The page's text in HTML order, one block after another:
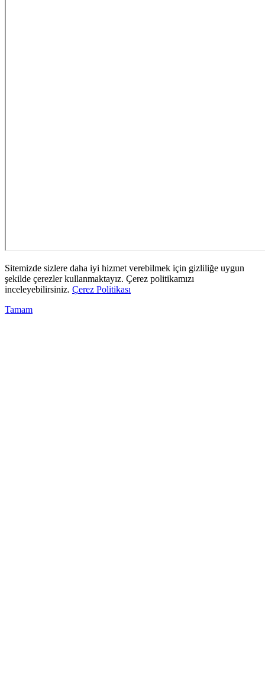
Sitemizde sizlere daha iyi hizmet verebilmek için gizliliğe uygun
şekilde çerezler kullanmaktayız. Çerez politikamızı
inceleyebilirsiniz. Çerez Politikası
Tamam